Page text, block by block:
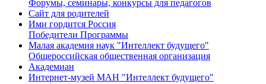
Форумы, семинары, конкурсы для педагогов
Сайт для родителей
Ими гордится Россия
Победители Программы
Малая академия наук "Интеллект будущего"
Общероссийская общественная организация
Академиан
Интернет-музей МАН "Интеллект будущего"